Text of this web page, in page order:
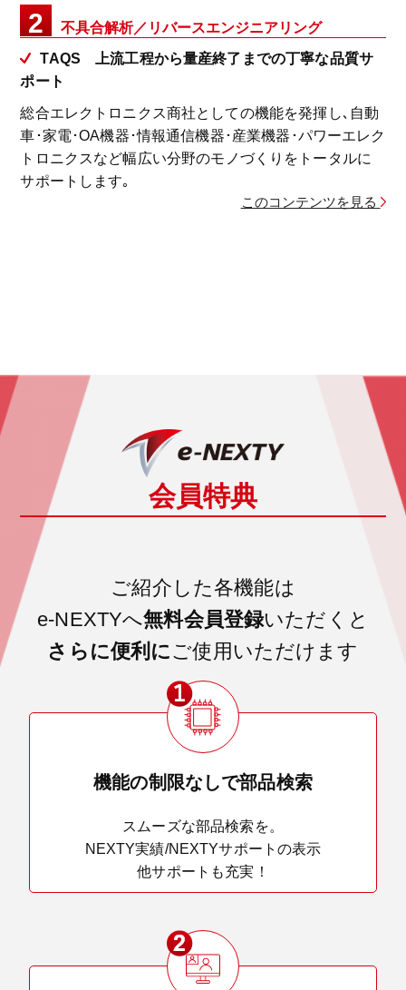
2 不具合解析／リバースエンジニアリング
TAQS 上流工程から量産終了までの丁寧な品質サ
ポート
総合エレクトロニクス商社としての機能を発揮し､自動
車･家電･OA機器･情報通信機器･産業機器･パワーエレク
トロニクスなど幅広い分野のモノづくりをトータルに
サポートします｡
このコンテンツを見る
会員特典
ご紹介した各機能は
e-NEXTYへ無料会員登録いただくと
さらに便利にご使用いただけます
機能の制限なしで部品検索
スムーズな部品検索を。
NEXTY実績/NEXTYサポートの表示
他サポートも充実！